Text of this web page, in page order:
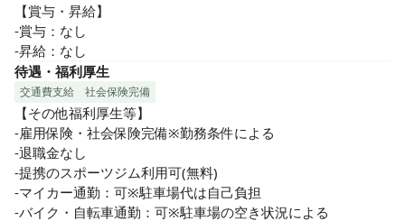
【賞与・昇給】
-賞与：なし
-昇給：なし
待遇・福利厚生
交通費支給 社会保険完備
【その他福利厚生等】
-雇用保険・社会保険完備※勤務条件による
-退職金なし
-提携のスポーツジム利用可(無料)
-マイカー通勤：可※駐車場代は自己負担
-バイク・自転車通勤：可※駐車場の空き状況による